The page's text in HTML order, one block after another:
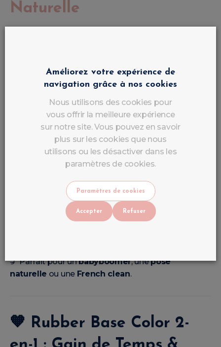
Naturelle
naturel de l’ongle pour un rendu parfait, sans
fissures ni cassures.
Les points forts
Auto-égalisation fluide et rapide
Tenue longue durée garantie
Limage facile et propre
HEMA FREE & TPO FREE
Texture douce et flexible
6 teintes nude élégantes
💅 Parfait pour unbabyboomer, unepose
naturelle ou une French clean.
🧡 Rubber Base Color 2-
Améliorez votre expérience de
navigation grâce à nos cookies
Nous utilisons des cookies pour
vous offrir la meilleure expérience
sur notre site. Vous pouvez en savoir
plus sur les cookies que nous
utilisons ou les désactiver dans les
paramètres de cookies.
Paramètres de cookies
Accepter Refuser